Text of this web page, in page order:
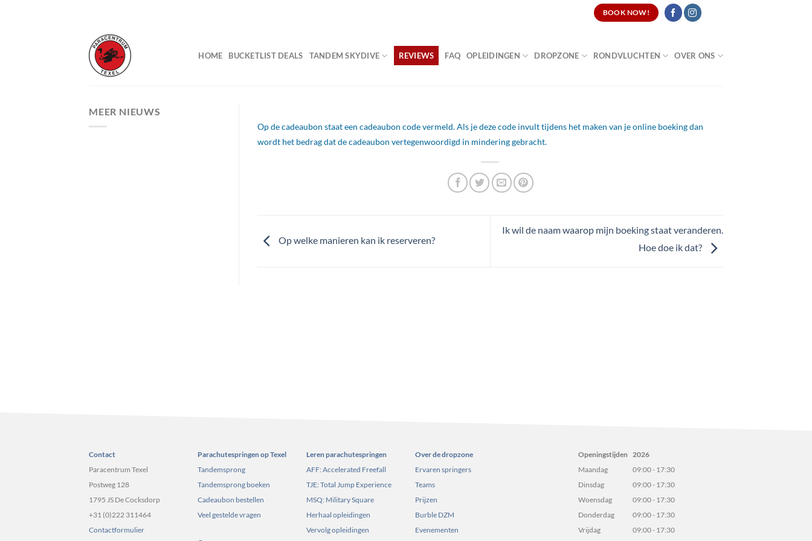
BOOK NOW!
HOME BUCKETLIST DEALS TANDEM SKYDIVE REVIEWS FAQ OPLEIDINGEN DROPZONE RONDVLUCHTEN OVER ONS
MEER NIEUWS
Op de cadeaubon staat een cadeaubon code vermeld. Als je deze code invult tijdens het maken van je online boeking dan
wordt het bedrag dat de cadeaubon vertegenwoordigd in mindering gebracht.
Op welke manieren kan ik reserveren?
Ik wil de naam waarop mijn boeking staat veranderen.
Hoe doe ik dat?
Contact
Paracentrum Texel
Postweg 128
1795 JS De Cocksdorp
+31 (0)222 311464
Contactformulier
Parachutespringen op Texel
Tandemsprong
Tandemsprong boeken
Cadeaubon bestellen
Veel gestelde vragen
Leren parachutespringen
AFF: Accelerated Freefall
TJE: Total Jump Experience
MSQ: Military Square
Herhaal opleidingen
Vervolg opleidingen
Over de dropzone
Ervaren springers
Teams
Prijzen
Burble DZM
Evenementen
Openingstijden
Maandag
Dinsdag
Woensdag
Donderdag
Vrijdag
2026
09:00 - 17:30
09:00 - 17:30
09:00 - 17:30
09:00 - 17:30
09:00 - 17:30